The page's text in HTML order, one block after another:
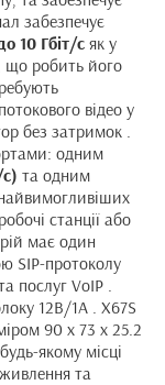
забезпечує
10 Гбіт/с як у
що робить його
відео у
без затримок .
одним
та одним
станції або
має один
SIP-протоколу
послуг VoIP .
12В/1А . X67S
90 x 73 x 25.2
якому місці
та